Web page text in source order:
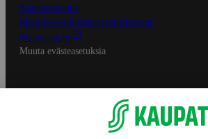
Saavutettavuus
Mobiilisovelluksen saavutettavuus
Mainostajalle
Muuta evästeasetuksia
S-ryhmän palvelut